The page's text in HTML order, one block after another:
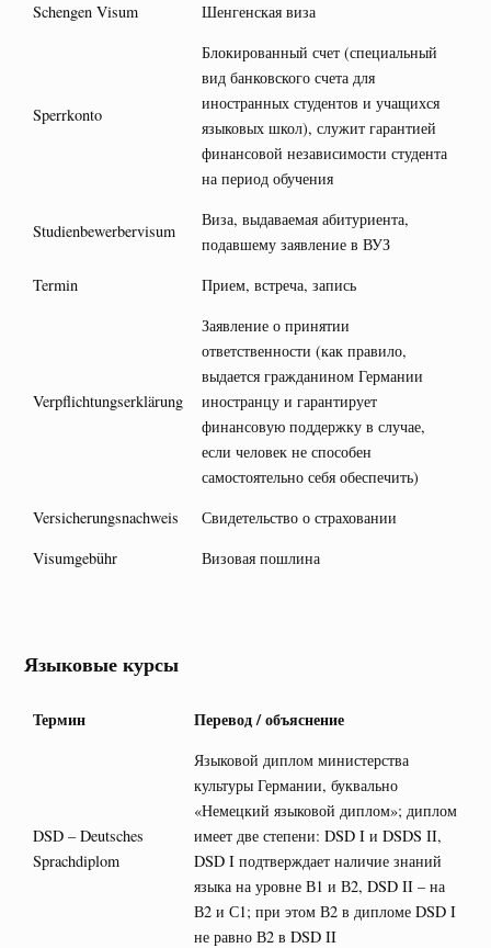
Schengen Visum
Шенгенская виза
Sperrkonto
Блокированный счет (специальный
вид банковского счета для
иностранных студентов и учащихся
языковых школ), служит гарантией
финансовой независимости студента
на период обучения
Studienbewerbervisum
Виза, выдаваемая абитуриента,
подавшему заявление в ВУЗ
Termin
Прием, встреча, запись
Verpflichtungserklärung
Заявление о принятии
ответственности (как правило,
выдается гражданином Германии
иностранцу и гарантирует
финансовую поддержку в случае,
если человек не способен
самостоятельно себя обеспечить)
Versicherungsnachweis
Свидетельство о страховании
Visumgebühr
Визовая пошлина
Языковые курсы
Термин Перевод / объяснение
DSD – Deutsches
Sprachdiplom
Языковой диплом министерства
культуры Германии, буквально
«Немецкий языковой диплом»; диплом
имеет две степени: DSD I и DSDS II,
DSD I подтверждает наличие знаний
языка на уровне В1 и В2, DSD II – на
В2 и С1; при этом В2 в дипломе DSD I
не равно В2 в DSD II